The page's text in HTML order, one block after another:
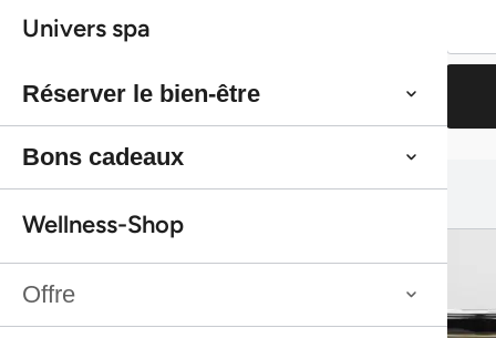
leur avez fournies ou qu'ils ont collectées lors de votre
Sélection
duNécessaires
Préférences
Statistiques